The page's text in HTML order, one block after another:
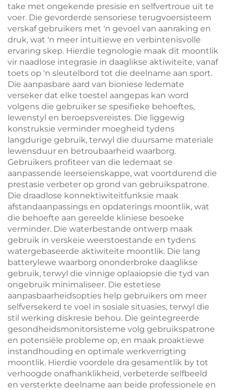
take met ongekende presisie en selfvertroue uit te
voer. Die gevorderde sensoriese terugvoersisteem
verskaf gebruikers met 'n gevoel van aanraking en
druk, wat 'n meer intuïtiewe en verbintenisvolle
ervaring skep. Hierdie tegnologie maak dit moontlik
vir naadlose integrasie in daaglikse aktiwiteite, vanaf
toets op 'n sleutelbord tot die deelname aan sport.
Die aanpasbare aard van bioniese ledemate
verseker dat elke toestel aangepas kan word
volgens die gebruiker se spesifieke behoeftes,
lewenstyl en beroepsvereistes. Die liggewig
konstruksie verminder moegheid tydens
langdurige gebruik, terwyl die duursame materiale
lewensduur en betroubaarheid waarborg.
Gebruikers profiteer van die ledemaat se
aanpassende leerseienskappe, wat voortdurend die
prestasie verbeter op grond van gebruikspatrone.
Die draadlose konnektiwiteitfunksie maak
afstandaanpassings en opdaterings moontlik, wat
die behoefte aan gereelde kliniese besoeke
verminder. Die waterbestande ontwerp maak
gebruik in verskeie weerstoestande en tydens
watergebaseerde aktiwiteite moontlik. Die lang
batterylewe waarborg ononderbroke daaglikse
gebruik, terwyl die vinnige oplaaiopsie die tyd van
ongebruik minimaliseer. Die estetiese
aanpasbaarheidsopties help gebruikers om meer
selfversekerd te voel in sosiale situasies, terwyl die
stil werking diskresie behou. Die geïntegreerde
gesondheidsmonitorsisteme volg gebruikspatrone
en potensiële probleme op, en maak proaktiewe
instandhouding en optimale werkverrigting
moontlik. Hierdie voordele dra gesamentlik by tot
verhoogde onafhanklikheid, verbeterde selfbeeld
en versterkte deelname aan beide professionele en